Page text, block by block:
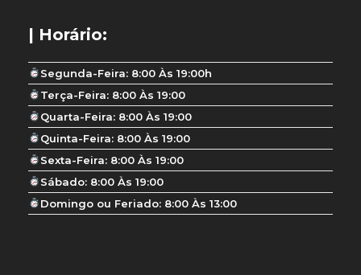
| Horário:
Segunda-Feira: 8:00 Às 19:00h
Terça-Feira: 8:00 Às 19:00
Quarta-Feira: 8:00 Às 19:00
Quinta-Feira: 8:00 Às 19:00
Sexta-Feira: 8:00 Às 19:00
Sábado: 8:00 Às 19:00
Domingo ou Feriado: 8:00 Às 13:00